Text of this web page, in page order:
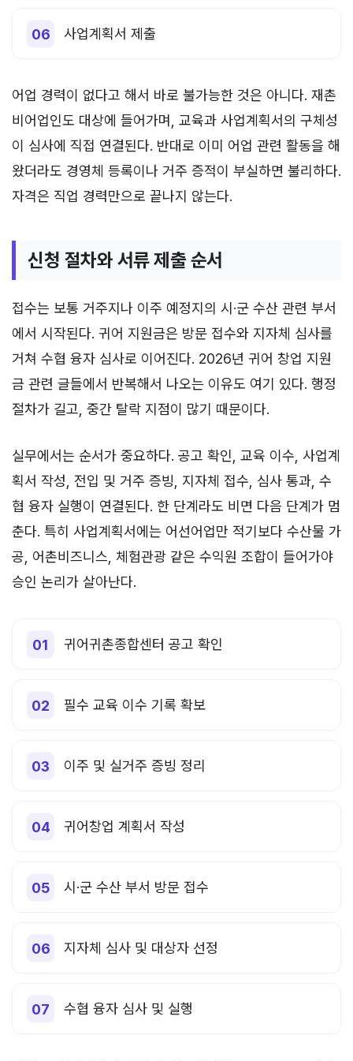
사업계획서 제출
어업 경력이 없다고 해서 바로 불가능한 것은 아니다. 재촌
비어업인도 대상에 들어가며, 교육과 사업계획서의 구체성
이 심사에 직접 연결된다. 반대로 이미 어업 관련 활동을 해
왔더라도 경영체 등록이나 거주 증적이 부실하면 불리하다.
자격은 직업 경력만으로 끝나지 않는다.
신청 절차와 서류 제출 순서
접수는 보통 거주지나 이주 예정지의 시·군 수산 관련 부서
에서 시작된다. 귀어 지원금은 방문 접수와 지자체 심사를
거쳐 수협 융자 심사로 이어진다. 2026년 귀어 창업 지원
금 관련 글들에서 반복해서 나오는 이유도 여기 있다. 행정
절차가 길고, 중간 탈락 지점이 많기 때문이다.
실무에서는 순서가 중요하다. 공고 확인, 교육 이수, 사업계
획서 작성, 전입 및 거주 증빙, 지자체 접수, 심사 통과, 수
협 융자 실행이 연결된다. 한 단계라도 비면 다음 단계가 멈
춘다. 특히 사업계획서에는 어선어업만 적기보다 수산물 가
공, 어촌비즈니스, 체험관광 같은 수익원 조합이 들어가야
승인 논리가 살아난다.
귀어귀촌종합센터 공고 확인
필수 교육 이수 기록 확보
이주 및 실거주 증빙 정리
귀어창업 계획서 작성
시·군 수산 부서 방문 접수
지자체 심사 및 대상자 선정
수협 융자 심사 및 실행